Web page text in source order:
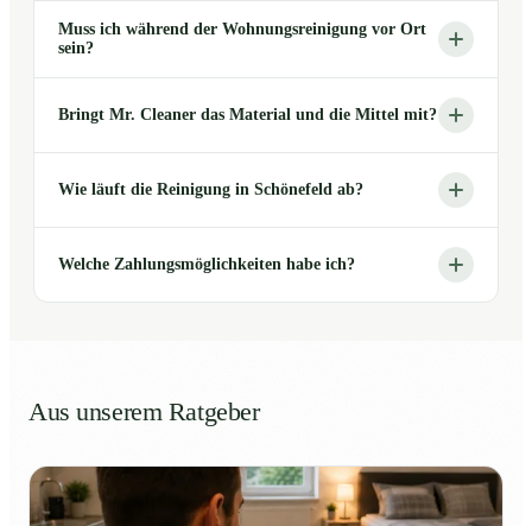
Muss ich während der Wohnungsreinigung vor Ort
sein?
Bringt Mr. Cleaner das Material und die Mittel mit?
Wie läuft die Reinigung in Schönefeld ab?
Welche Zahlungsmöglichkeiten habe ich?
Aus unserem Ratgeber